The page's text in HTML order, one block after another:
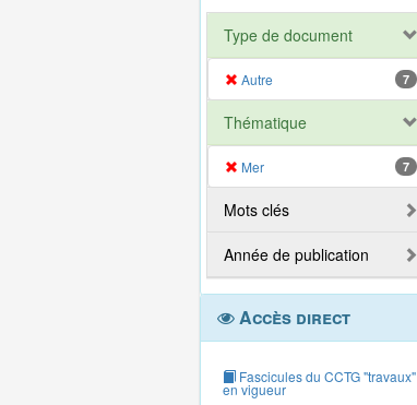
Type de document
Autre 7
Thématique
Mer 7
Mots clés
Année de publication
Accès direct
Fascicules du CCTG "travaux"
en vigueur